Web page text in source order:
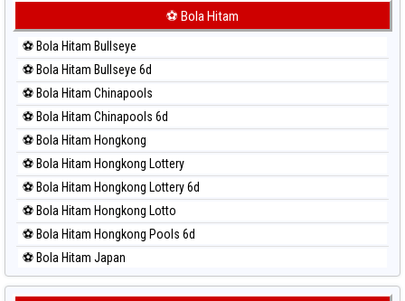
⚽ Bola Merah Kuda Lari
⚽ Bola Merah Magnum Cambodia
⚽ Bola Merah Nagoya
⚽ Bola Merah North Carolina Day
⚽ Bola Merah Pcso
⚽ Bola Merah Sao Paulo
⚽ Bola Merah Singapore
⚽ Bola Merah Sydney
⚽ Bola Merah Sydney Lottery
⚽ Bola Merah Sydney Lottery 6d
⚽ Bola Merah Sydney Lotto
⚽ Bola Hitam
⚽ Bola Hitam Bullseye
⚽ Bola Hitam Bullseye 6d
⚽ Bola Hitam Chinapools
⚽ Bola Hitam Chinapools 6d
⚽ Bola Hitam Hongkong
⚽ Bola Hitam Hongkong Lottery
⚽ Bola Hitam Hongkong Lottery 6d
⚽ Bola Hitam Hongkong Lotto
⚽ Bola Hitam Hongkong Pools 6d
⚽ Bola Hitam Japan
⚽ Bola Hitam Japan 6d